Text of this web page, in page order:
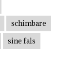
schimbare
sine fals